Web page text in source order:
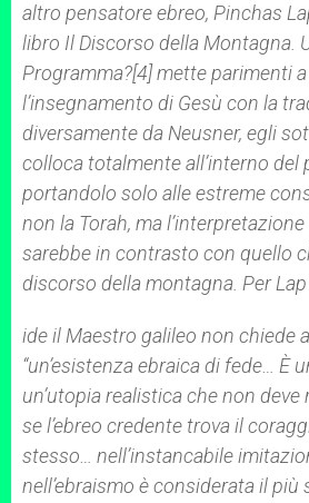
altro pensatore ebreo, Pinchas
libro Il Discorso della Montagna.
Programma?[4] mette parimenti
l’insegnamento di Gesù con la
diversamente da Neusner, egli
colloca totalmente all’interno del
portandolo solo alle estreme
non la Torah, ma
sarebbe in contrasto con quello
discorso della montagna. Per Lap
ide il Maestro galileo non chiede
“un’esistenza ebraica di fede… È
un’utopia realistica che non
se l’ebreo credente trova il
stesso… nell’instancabile
nell’ebraismo è considerata il più